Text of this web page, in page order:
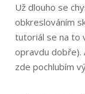
Už dlouho se
obkreslováním
tutoriál se na to
opravdu dobře).
zde pochlubím